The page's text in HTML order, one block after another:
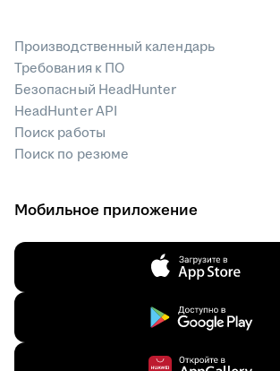
Производственный календарь
Требования к ПО
Безопасный HeadHunter
HeadHunter API
Поиск работы
Поиск по резюме
Мобильное приложение